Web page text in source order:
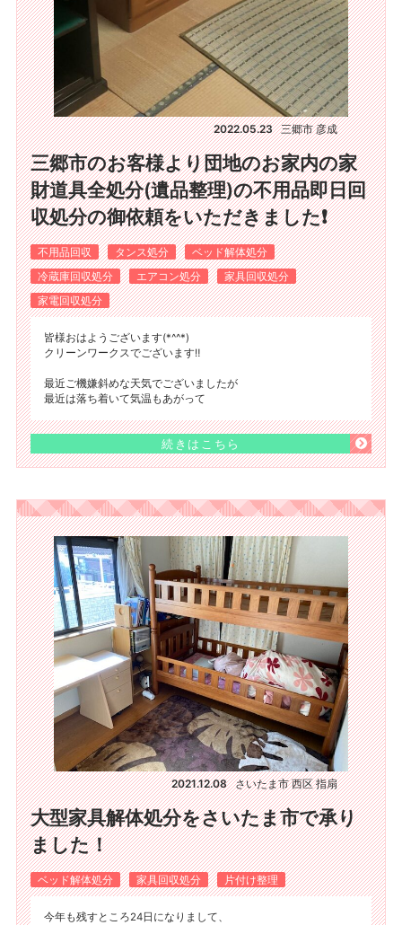
2022.05.23 三郷市 彦成
三郷市のお客様より団地のお家内の家
財道具全処分(遺品整理)の不用品即日回
収処分の御依頼をいただきました❗
不用品回収 タンス処分
ベッド解体処分
冷蔵庫回収処分
エアコン処分
家具回収処分
家電回収処分
皆様おはようございます(*^^*)
クリーンワークスでございます‼️
最近ご機嫌斜めな天気でございましたが
最近は落ち着いて気温もあがって
続きはこちら
2021.12.08 さいたま市 西区 指扇
大型家具解体処分をさいたま市で承り
ました！
ベッド解体処分 家具回収処分 片付け整理
今年も残すところ24日になりまして、